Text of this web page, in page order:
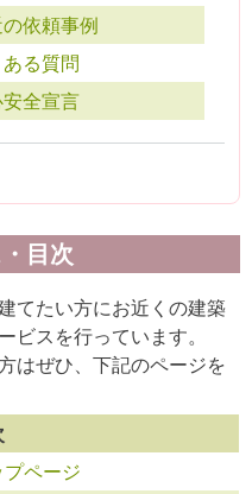
依頼事例
る質問
全宣言
目次
てたい方にお近くの建築
ビスを行っています。
はぜひ、下記のページを
ページ